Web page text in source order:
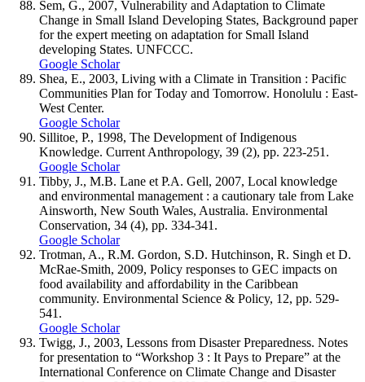
Sem, G., 2007, Vulnerability and Adaptation to Climate
Change in Small Island Developing States, Background paper
for the expert meeting on adaptation for Small Island
developing States. UNFCCC.
Google Scholar
Shea, E., 2003, Living with a Climate in Transition : Pacific
Communities Plan for Today and Tomorrow. Honolulu : East-
West Center.
Google Scholar
Sillitoe, P., 1998, The Development of Indigenous
Knowledge. Current Anthropology, 39 (2), pp. 223-251.
Google Scholar
Tibby, J., M.B. Lane et P.A. Gell, 2007, Local knowledge
and environmental management : a cautionary tale from Lake
Ainsworth, New South Wales, Australia. Environmental
Conservation, 34 (4), pp. 334-341.
Google Scholar
Trotman, A., R.M. Gordon, S.D. Hutchinson, R. Singh et D.
McRae-Smith, 2009, Policy responses to GEC impacts on
food availability and affordability in the Caribbean
community. Environmental Science & Policy, 12, pp. 529-
541.
Google Scholar
Twigg, J., 2003, Lessons from Disaster Preparedness. Notes
for presentation to “Workshop 3 : It Pays to Prepare” at the
International Conference on Climate Change and Disaster